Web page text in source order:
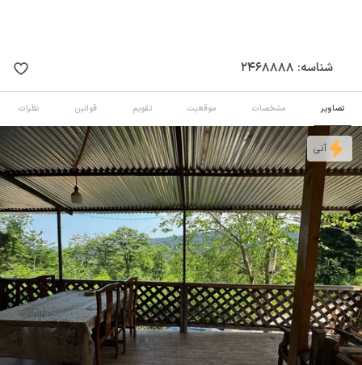
شناسه: 2468888
تصاویر مشخصات موقعیت تقویم قوانین نظرات
آنی